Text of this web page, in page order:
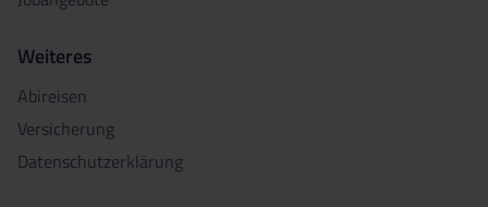
Weiteres
Abireisen
Versicherung
Datenschutzerklärung